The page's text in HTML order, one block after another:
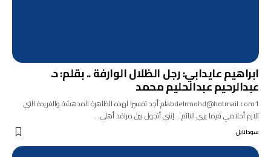
ابراهيم عايدابي: رجل الظلال الوارفة .. بقلم: د.
عبدالرحيم عبدالحليم محمد
abdelrmohd@hotmail.com1لم أجد تفسيرا لهذه الظاهرة المدهشة والفريدة التي
تلازم أحلامي فيما يرى النائم ...إنني أتجول بين مراقد أهلي…
سودانايل